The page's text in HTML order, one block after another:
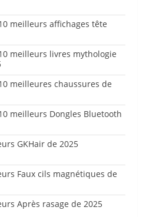
meilleurs affichages tête
meilleurs livres mythologie
meilleures chaussures de
meilleurs Dongles Bluetooth
GKHair de 2025
Faux cils magnétiques de
Après rasage de 2025